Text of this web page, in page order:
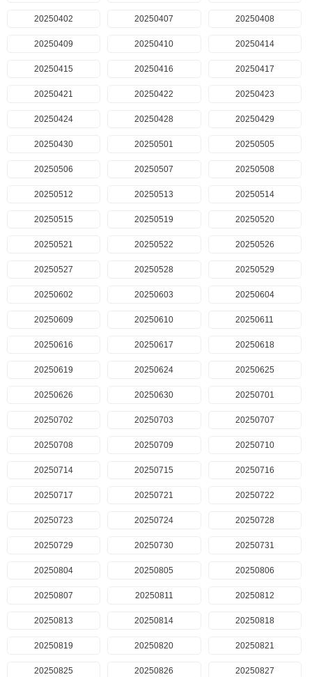
20250402 20250407 20250408
20250409 20250410 20250414
20250415 20250416 20250417
20250421 20250422 20250423
20250424 20250428 20250429
20250430 20250501 20250505
20250506 20250507 20250508
20250512 20250513 20250514
20250515 20250519 20250520
20250521 20250522 20250526
20250527 20250528 20250529
20250602 20250603 20250604
20250609 20250610 20250611
20250616 20250617 20250618
20250619 20250624 20250625
20250626 20250630 20250701
20250702 20250703 20250707
20250708 20250709 20250710
20250714 20250715 20250716
20250717 20250721 20250722
20250723 20250724 20250728
20250729 20250730 20250731
20250804 20250805 20250806
20250807 20250811 20250812
20250813 20250814 20250818
20250819 20250820 20250821
20250825 20250826 20250827